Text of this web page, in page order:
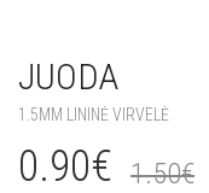
JUODA
1.5MM LININĖ VIRVELĖ
1.50€
0.90€